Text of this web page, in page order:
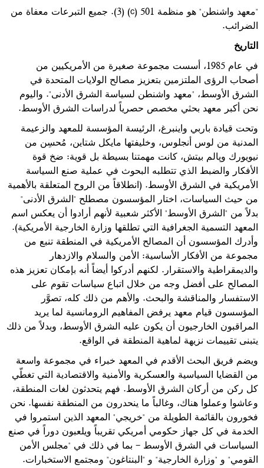
"معهد واشنطن" هو منظمة 501 (c) (3). جميع التبرعات معفاة من
الضرائب.
التاريخ
في عام 1985، أسست مجموعة صغيرة من الأمريكيين من
أصحاب الرؤى الملتزمين بتعزيز مصالح الولايات المتحدة في
الشرق الأوسط، "معهد واشنطن لسياسة الشرق الأدنى". واليوم
نحن أكبر معهد بحثي مخصص حصرياً لدراسات الشرق الأوسط.
وتحت قيادة باربي واينبرغ، الرئيسة المؤسسة للمعهد والزعيمة
المدنية من لوس أنجلوس، وخليفتها مايكل شتاين، مُحسِن من
نيويورك وپالم بيتش، كانت مهمتنا بسيطة بل قوية: ضخ قوة
الأفكار والضبط الذي تتطلبه البحوث في عملية صنع السياسة
الأمريكية في الشرق الأوسط. (انطلاقاً من الروح المتعلقة بالأهمية
من حيث السياسات، اختار المؤسسون مصطلح "الشرق الأدنى"
بدلاً من "الشرق الأوسط" الأكثر شعبية لأنهم أرادوا أن يعكس اسم
المعهد التسمية الجغرافية التي تطلقها وزارة الخارجية الأمريكية).
وأدرك المؤسسون أن المصالح الأمريكية في المنطقة تنبع من
مجموعة من الأفكار الأساسية: الأمن والسلام والازدهار
والديمقراطية والاستقرار. لكنهم أدركوا أيضاً أنه بإمكان تعزيز هذه
المصالح على أفضل وجه من خلال اتباع سياسات تقوم على
الاستفسار والمناقشة والبحث. والأهم من ذلك كله، تصوَّر
المؤسسون قيام معهد يرفض المفاهيم الرومانسية لما يريد
المراقبون الخارجيون أن يكون عليه الشرق الأوسط، وبدلاً من ذلك
يتبنى تقييمات نزيهة لماهية المنطقة في الواقع.
ويضم فريق البحث الأقدم في المعهد خبراء في مجموعة واسعة
من القضايا السياسية والعسكرية والأمنية والاقتصادية التي تغطّي
كل ركن من أركان الشرق الأوسط. فهم يتحدثون لغات المنطقة،
وعاشوا وعملوا هناك، وغالباً ما ينحدرون من المنطقة نفسها. نحن
فخورون بالقائمة الطويلة من "خريجي" المعهد الذين استمروا في
الخدمة في كل جهاز حكومي أمريكي تقريباً ويلعبون دوراً في صنع
السياسات في الشرق الأوسط - بما في ذلك في "مجلس الأمن
القومي" و "وزارة الخارجية" و "البنتاغون" ومجتمع الاستخبارات.